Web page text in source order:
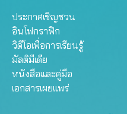
ประกาศเชิญชวน
อินโฟกราฟิก
วิดีโอเพื่อการเรียนรู้
มัลติมีเดีย
หนังสือและคู่มือ
เอกสารเผยแพร่